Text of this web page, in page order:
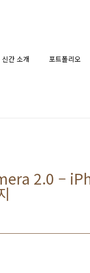
신간 소개 포트폴리오
2.0 –